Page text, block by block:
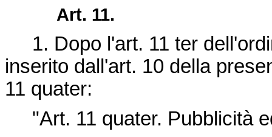
Art. 11.
1. Dopo l'art. 11 ter
inserito dall'art. 10 della
11 quater:
"Art. 11 quater. Pubblicità